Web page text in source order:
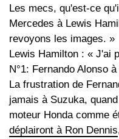
Les mecs, qu'est-ce
Mercedes à Lewis
revoyons les images. »
Lewis Hamilton : « J'ai
N°1: Fernando Alonso
La frustration de
jamais à Suzuka,
moteur Honda comme
déplairont à Ron Dennis